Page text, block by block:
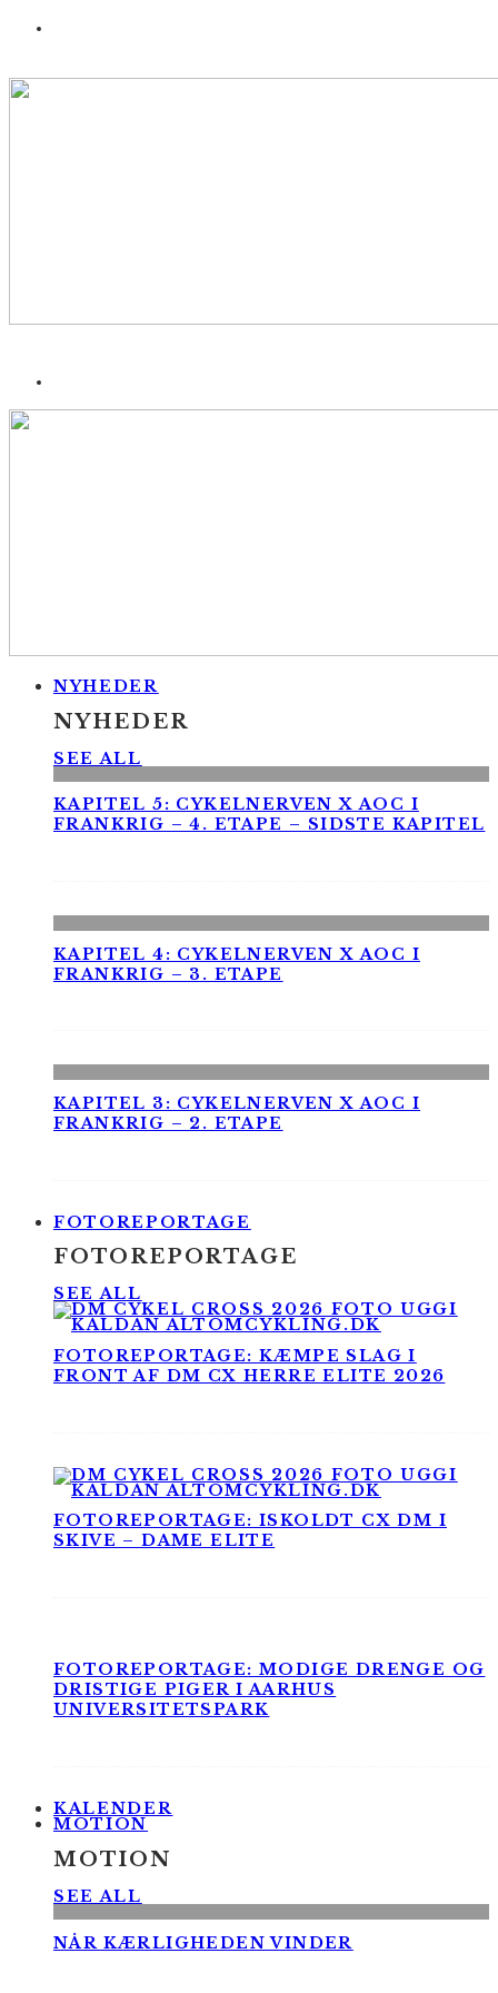
NYHEDER
NYHEDER
SEE ALL
KAPITEL 5: CYKELNERVEN X AOC I
FRANKRIG – 4. ETAPE – SIDSTE KAPITEL
KAPITEL 4: CYKELNERVEN X AOC I
FRANKRIG – 3. ETAPE
KAPITEL 3: CYKELNERVEN X AOC I
FRANKRIG – 2. ETAPE
FOTOREPORTAGE
FOTOREPORTAGE
SEE ALL
FOTOREPORTAGE: KÆMPE SLAG I
FRONT AF DM CX HERRE ELITE 2026
FOTOREPORTAGE: ISKOLDT CX DM I
SKIVE – DAME ELITE
FOTOREPORTAGE: MODIGE DRENGE OG
DRISTIGE PIGER I AARHUS
UNIVERSITETSPARK
KALENDER
MOTION
MOTION
SEE ALL
NÅR KÆRLIGHEDEN VINDER